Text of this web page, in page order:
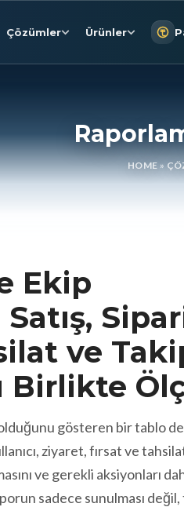
Çözümler Ürünler
HOME »
Ekip
ve
Birlikte
gösteren bir tablo
ziyaret, fırsat ve
ve gerekli aksiyonları
sadece sunulması